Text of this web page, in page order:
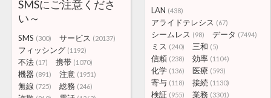
LAN (438)
アライドテレシス (67)
シームレス (98) データ (7494)
ミス (240) 三和 (5)
信頼 (238) 効率 (1104)
化学 (136) 医療 (593)
寄与 (118) 接続 (1130)
検証 (955) 業務 (3301)
SMSにご注意くださ
い～
SMS (300) サービス (20137)
フィッシング (1192)
不法 (17) 携帯 (1070)
機器 (891) 注意 (1951)
無線 (725) 総務 (246)